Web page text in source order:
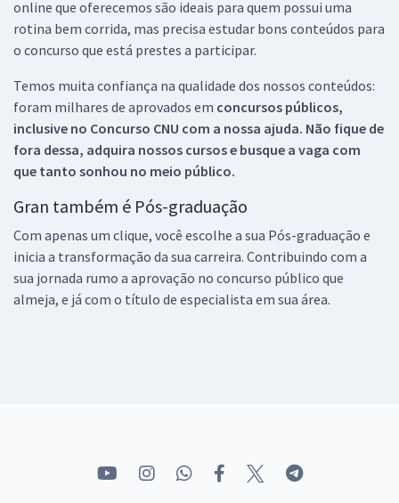
online que oferecemos são ideais para quem possui uma
rotina bem corrida, mas precisa estudar bons conteúdos para
o concurso que está prestes a participar.
Temos muita confiança na qualidade dos nossos conteúdos:
foram milhares de aprovados em concursos públicos,
inclusive no Concurso CNU com a nossa ajuda. Não fique de
fora dessa, adquira nossos cursos e busque a vaga com
que tanto sonhou no meio público.
Gran também é Pós-graduação
Com apenas um clique, você escolhe a sua Pós-graduação e
inicia a transformação da sua carreira. Contribuindo com a
sua jornada rumo a aprovação no concurso público que
almeja, e já com o título de especialista em sua área.